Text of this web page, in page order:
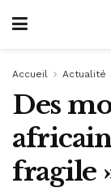
Accueil Actualité
Des
fragile